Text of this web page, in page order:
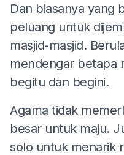
Dan biasanya yang
peluang untuk
masjid-masjid.
mendengar betapa
begitu dan begini.
Agama tidak
besar untuk maju.
solo untuk menarik